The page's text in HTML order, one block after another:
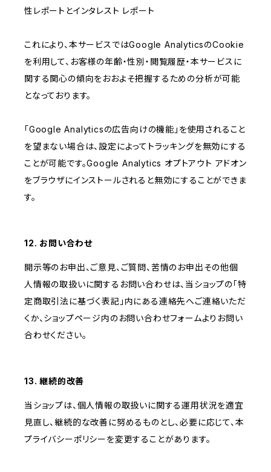
性レポートとインタレスト レポート
これにより、本サービスではGoogle AnalyticsのCookie
を利用して、お客様の年齢・性別・閲覧履歴・本サービスに
関する関心の傾向をおおよそ把握するための分析が可能
となっております。
「Google Analyticsの広告向けの機能」を使用されること
を望まない場合は、設定によってトラッキングを無効にする
ことが可能です。Google Analytics オプトアウト アドオン
をブラウザにインストールされると無効にすることができま
す。
12. お問い合わせ
開示等のお申出、ご意見、ご質問、苦情のお申出その他個
人情報の取扱いに関するお問い合わせは、当ショップの「特
定商取引法に基づく表記」内にある連絡先へご連絡いただ
くか、ショップページ内のお問い合わせフォームよりお問い
合わせください。
13. 継続的改善
当ショップは、個人情報の取扱いに関する運用状況を適宜
見直し、継続的な改善に努めるものとし、必要に応じて、本
プライバシーポリシーを変更することがあります。